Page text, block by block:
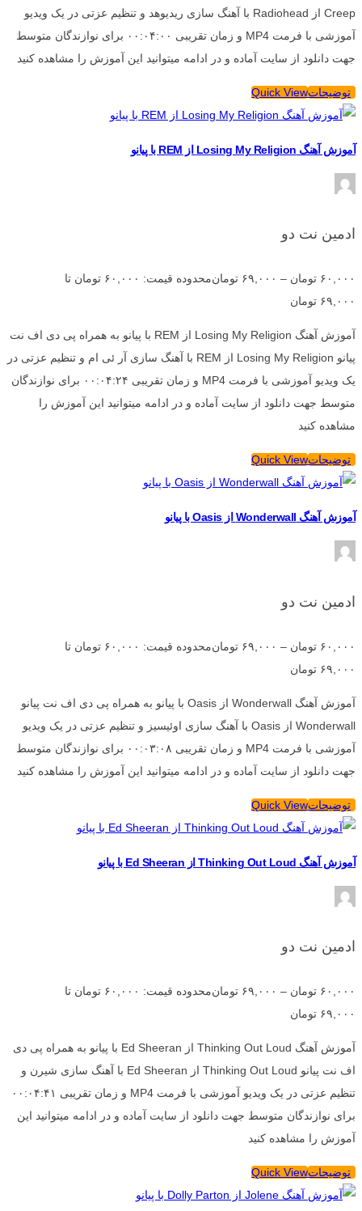
Creep از Radiohead با آهنگ سازی ریدیوهد و تنظیم عزتی در یک ویدیو
آموزشی با فرمت MP4 و زمان تقریبی ۰۰:۰۴:۰۰ برای نوازندگان متوسط
جهت دانلود از سایت آماده و در ادامه میتوانید این آموزش را مشاهده کنید
توضیحاتQuick View
آموزش آهنگ Losing My Religion از REM با پیانو
ادمین نت دو
۶۰,۰۰۰ تومان – ۶۹,۰۰۰ تومان
محدوده قیمت: ۶۰,۰۰۰ تومان تا
۶۹,۰۰۰ تومان
آموزش آهنگ Losing My Religion از REM با پیانو به همراه پی دی اف نت
پیانو Losing My Religion از REM با آهنگ سازی آر ئی ام و تنظیم عزتی در
یک ویدیو آموزشی با فرمت MP4 و زمان تقریبی ۰۰:۰۴:۲۴ برای نوازندگان
متوسط جهت دانلود از سایت آماده و در ادامه میتوانید این آموزش را
مشاهده کنید
توضیحاتQuick View
آموزش آهنگ Wonderwall از Oasis با پیانو
ادمین نت دو
۶۰,۰۰۰ تومان – ۶۹,۰۰۰ تومان
محدوده قیمت: ۶۰,۰۰۰ تومان تا
۶۹,۰۰۰ تومان
آموزش آهنگ Wonderwall از Oasis با پیانو به همراه پی دی اف نت پیانو
Wonderwall از Oasis با آهنگ سازی اوئیسیز و تنظیم عزتی در یک ویدیو
آموزشی با فرمت MP4 و زمان تقریبی ۰۰:۰۳:۰۸ برای نوازندگان متوسط
جهت دانلود از سایت آماده و در ادامه میتوانید این آموزش را مشاهده کنید
توضیحاتQuick View
آموزش آهنگ Thinking Out Loud از Ed Sheeran با پیانو
ادمین نت دو
۶۰,۰۰۰ تومان – ۶۹,۰۰۰ تومان
محدوده قیمت: ۶۰,۰۰۰ تومان تا
۶۹,۰۰۰ تومان
آموزش آهنگ Thinking Out Loud از Ed Sheeran با پیانو به همراه پی دی
اف نت پیانو Thinking Out Loud از Ed Sheeran با آهنگ سازی شیرن و
تنظیم عزتی در یک ویدیو آموزشی با فرمت MP4 و زمان تقریبی ۰۰:۰۴:۴۱
برای نوازندگان متوسط جهت دانلود از سایت آماده و در ادامه میتوانید این
آموزش را مشاهده کنید
توضیحاتQuick View